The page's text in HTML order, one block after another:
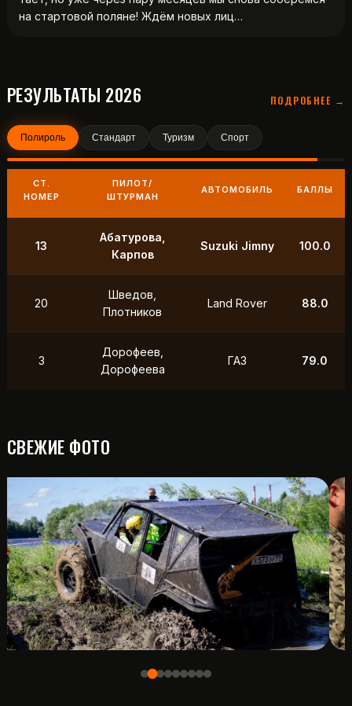
на стартовой поляне! Ждём новых лиц…
РЕЗУЛЬТАТЫ 2026 ПОДРОБНЕЕ →
Полироль Стандарт Туризм Спорт
СТ.
НОМЕР
ПИЛОТ/
ШТУРМАН
АВТОМОБИЛЬ БАЛЛЫ
9 Маслов, Ходько УАЗ 250.0
Петухов
Фердман